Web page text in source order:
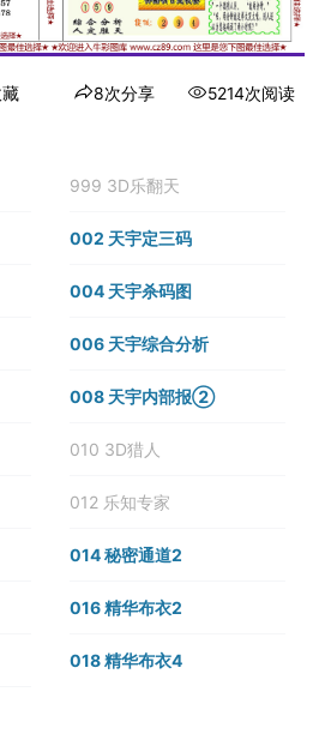
8次分享 5214次阅读
999 3D乐翻天
002 天宇定三码
004 天宇杀码图
006 天宇综合分析
008 天宇内部报②
010 3D猎人
012 乐知专家
014 秘密通道2
016 精华布衣2
018 精华布衣4